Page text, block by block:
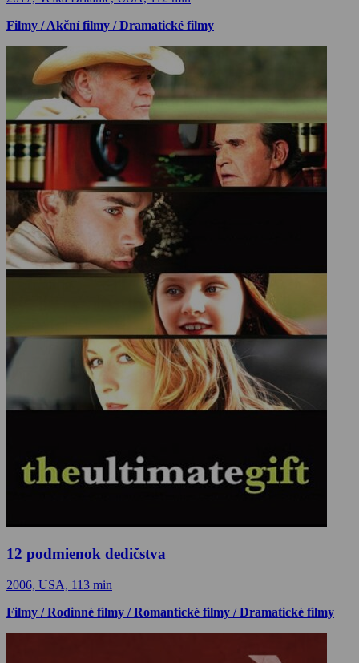
Filmy / Akční filmy / Dramatické filmy
12 podmienok dedičstva
2006, USA, 113 min
Filmy / Rodinné filmy / Romantické filmy / Dramatické filmy